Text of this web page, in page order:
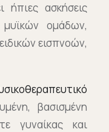
ήπιες ασκήσεις
μυϊκών ομάδων,
εισπνοών,
βασισμένη
γυναίκας και